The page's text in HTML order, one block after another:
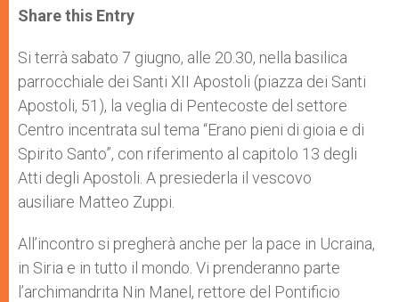
t
s
p
p
s
e
g
e
r
e
b
o
k
r
Share this Entry
Si terrà sabato 7 giugno, alle 20.30, nella basilica
parrocchiale dei Santi XII Apostoli (piazza dei Santi
Apostoli, 51), la veglia di Pentecoste del settore
Centro incentrata sul tema “Erano pieni di gioia e di
Spirito Santo”, con riferimento al capitolo 13 degli
Atti degli Apostoli. A presiederla il vescovo
ausiliare Matteo Zuppi.
All’incontro si pregherà anche per la pace in Ucraina,
in Siria e in tutto il mondo. Vi prenderanno parte
l’archimandrita Nin Manel, rettore del Pontificio